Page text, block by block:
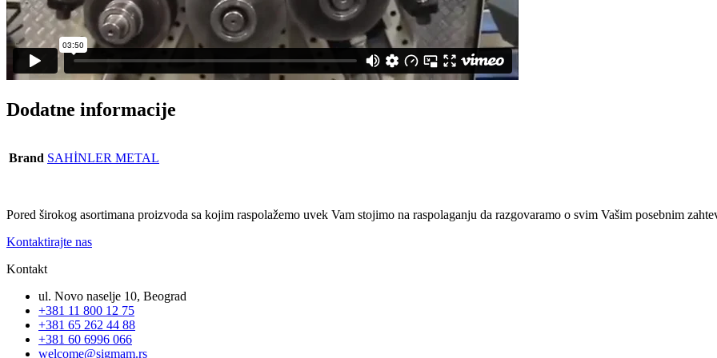
Dodatne informacije
Brand SAHİNLER METAL
Pored širokog asortimana proizvoda sa kojim raspolažemo uvek Vam stojimo na raspolaganju da razgovaramo o svim Vašim posebnim
Kontaktirajte nas
Kontakt
ul. Novo naselje 10, Beograd
+381 11 800 12 75
+381 65 262 44 88
+381 60 6996 066
welcome@sigmam.rs